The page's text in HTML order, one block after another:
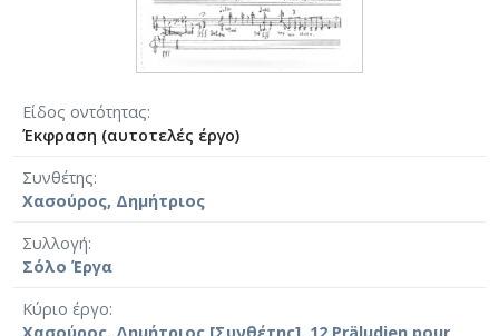
Είδος οντότητας
Έκφραση (αυτοτελές έργο)
Συνθέτης
Χασούρος, Δημήτριος
Συλλογή
Σόλο Έργα
Κύριο έργο